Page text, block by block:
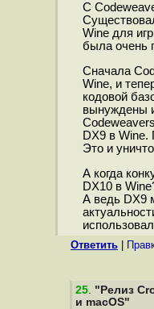
С
Wine для
была очень
Сначала
Wine, и
кодовой
вынуждены
DX9 в Wine.
Это и
А когда
DX10 в
А ведь DX9
Ответить
25. "Релиз
и macOS"